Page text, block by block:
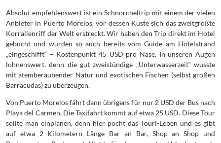
Absolut empfehlenswert ist ein Schnorcheltrip mit einem der vielen
Anbieter in Puerto Morelos, vor dessen Küste sich das zweitgrößte
Korrallenriff der Welt erstreckt. Wir haben den Trip direkt im Hotel
gebucht und wurden so auch bereits vom Guide am Hotelstrand
„eingeschifft“ – Kostenpunkt 45 USD pro Nase. In unseren Augen
lohnenswert, denn die gut zweistündige „Unterwasserzeit“ wusste
mit atemberaubender Natur und exotischen Fischen (selbst großen
Barracudas) zu überzeugen.
Von Puerto Morelos fährt dann übrigens für nur 2 USD der Bus nach
Playa del Carmen. Die Taxifahrt kommt auf etwa 25 USD. Diese Tour
sollte man einplanen, denn hier pocht das Touri-Leben und es gibt
auf etwa 2 Kilometern Länge Bar an Bar, Shop an Shop und